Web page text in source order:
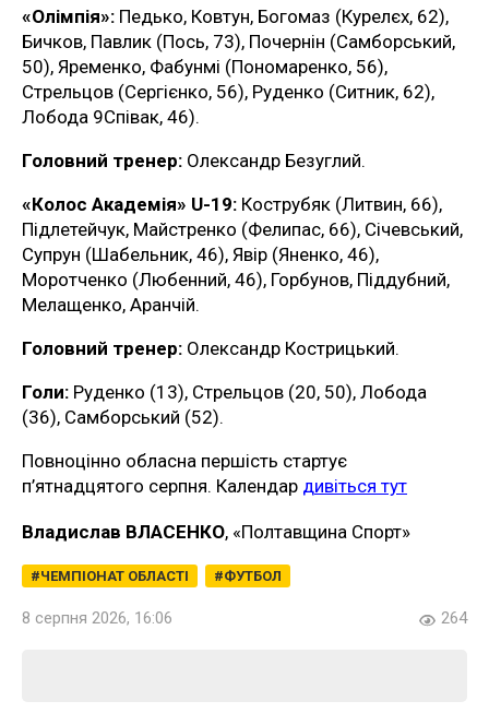
«Олімпія»: Педько, Ковтун, Богомаз (Курелєх, 62),
Бичков, Павлик (Пось, 73), Почернін (Самборський,
50), Яременко, Фабунмі (Пономаренко, 56),
Стрельцов (Сергієнко, 56), Руденко (Ситник, 62),
Лобода 9Співак, 46).
Головний тренер: Олександр Безуглий.
«Колос Академія» U-19: Кострубяк (Литвин, 66),
Підлетейчук, Майстренко (Фелипас, 66), Січевський,
Супрун (Шабельник, 46), Явір (Яненко, 46),
Моротченко (Любенний, 46), Горбунов, Піддубний,
Мелащенко, Аранчій.
Головний тренер: Олександр Кострицький.
Голи: Руденко (13), Стрельцов (20, 50), Лобода
(36), Самборський (52).
Повноцінно обласна першість стартує
п’ятнадцятого серпня. Календар дивіться тут
Владислав ВЛАСЕНКО, «Полтавщина Спорт»
ЧЕМПІОНАТ ОБЛАСТІ ФУТБОЛ
8 серпня 2026, 16:06 264